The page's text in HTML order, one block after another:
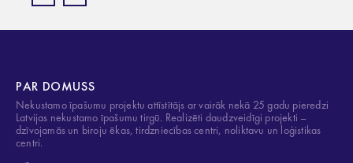
PAR DOMUSS
Nekustamo īpašumu projektu attīstītājs ar vairāk nekā 25 gadu pieredzi
Latvijas nekustamo īpašumu tirgū. Realizēti daudzveidīgi projekti –
dzīvojamās un biroju ēkas, tirdzniecības centri, noliktavu un loģistikas
centri.